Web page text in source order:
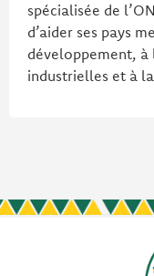
spécialisée de
d’aider ses pays
développement, à
industrielles et à